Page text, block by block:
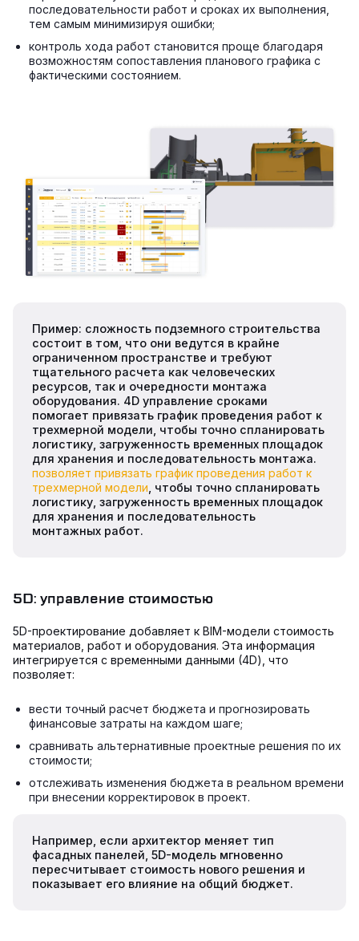
последовательности работ и сроках их выполнения,
тем самым минимизируя ошибки;
контроль хода работ становится проще благодаря
возможностям сопоставления планового графика с
фактическими состоянием.
Пример: сложность подземного строительства
состоит в том, что они ведутся в крайне
ограниченном пространстве и требуют
тщательного расчета как человеческих
ресурсов, так и очередности монтажа
оборудования. 4D управление сроками
помогает привязать график проведения работ к
трехмерной модели, чтобы точно спланировать
логистику, загруженность временных площадок
для хранения и последовательность монтажа.
позволяет привязать график проведения работ к
трехмерной модели , чтобы точно спланировать
логистику, загруженность временных площадок
для хранения и последовательность
монтажных работ.
5D: управление стоимостью
5D-проектирование добавляет к BIM-модели стоимость
материалов, работ и оборудования. Эта информация
интегрируется с временными данными (4D), что
позволяет:
вести точный расчет бюджета и прогнозировать
финансовые затраты на каждом шаге;
сравнивать альтернативные проектные решения по их
стоимости;
отслеживать изменения бюджета в реальном времени
при внесении корректировок в проект.
Например, если архитектор меняет тип
фасадных панелей, 5D-модель мгновенно
пересчитывает стоимость нового решения и
показывает его влияние на общий бюджет.